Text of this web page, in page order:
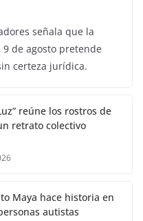
señala que la
de agosto pretende
certeza jurídica.
reúne los rostros de
retrato colectivo
Maya hace historia en
autistas